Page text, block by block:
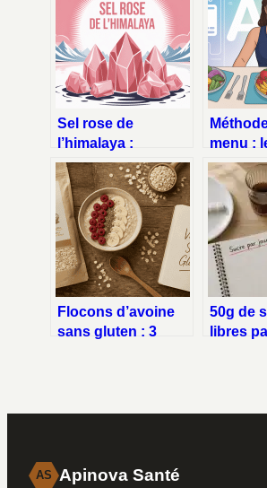
Sel rose de
l’himalaya :
dangers réels,
idées reçues et
précautions
menu :
clair
Flocons d’avoine
sans gluten : 3
50g de
libres
AS Apinova Santé